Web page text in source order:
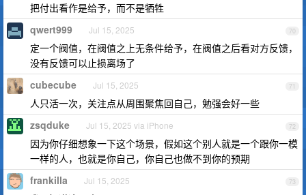
把付出看作是给予，而不是牺牲
70
qwert999 Jul 15, 2025
定一个阀值，在阀值之上无条件给予，在阀值之后看对方反馈，
没有反馈可以止损离场了
71
cubecube Jul 15, 2025
人只活一次，关注点从周围聚焦回自己，勉强会好一些
72
zsqduke Jul 15, 2025 via iPhone
因为你仔细想象一下这个场景，假如这个别人就是一个跟你一模
一样的人，也就是你自己，你自己也做不到你的预期
73
frankilla Jul 15, 2025